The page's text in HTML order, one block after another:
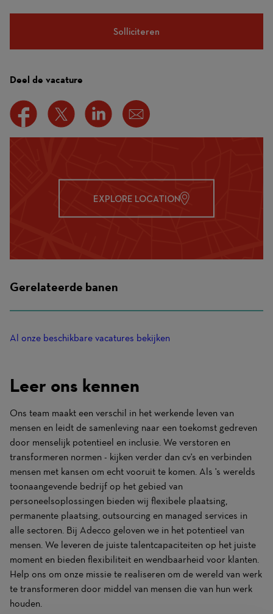
Solliciteren
Deel de vacature
EXPLORE LOCATION
Gerelateerde banen
Al onze beschikbare vacatures bekijken
Leer ons kennen
Ons team maakt een verschil in het werkende leven van
mensen en leidt de samenleving naar een toekomst gedreven
door menselijk potentieel en inclusie. We verstoren en
transformeren normen - kijken verder dan cv's en verbinden
mensen met kansen om echt vooruit te komen. Als 's werelds
toonaangevende bedrijf op het gebied van
personeelsoplossingen bieden wij flexibele plaatsing,
permanente plaatsing, outsourcing en managed services in
alle sectoren. Bij Adecco geloven we in het potentieel van
mensen. We leveren de juiste talentcapaciteiten op het juiste
moment en bieden flexibiliteit en wendbaarheid voor klanten.
Help ons om onze missie te realiseren om de wereld van werk
te transformeren door middel van mensen die van hun werk
houden.